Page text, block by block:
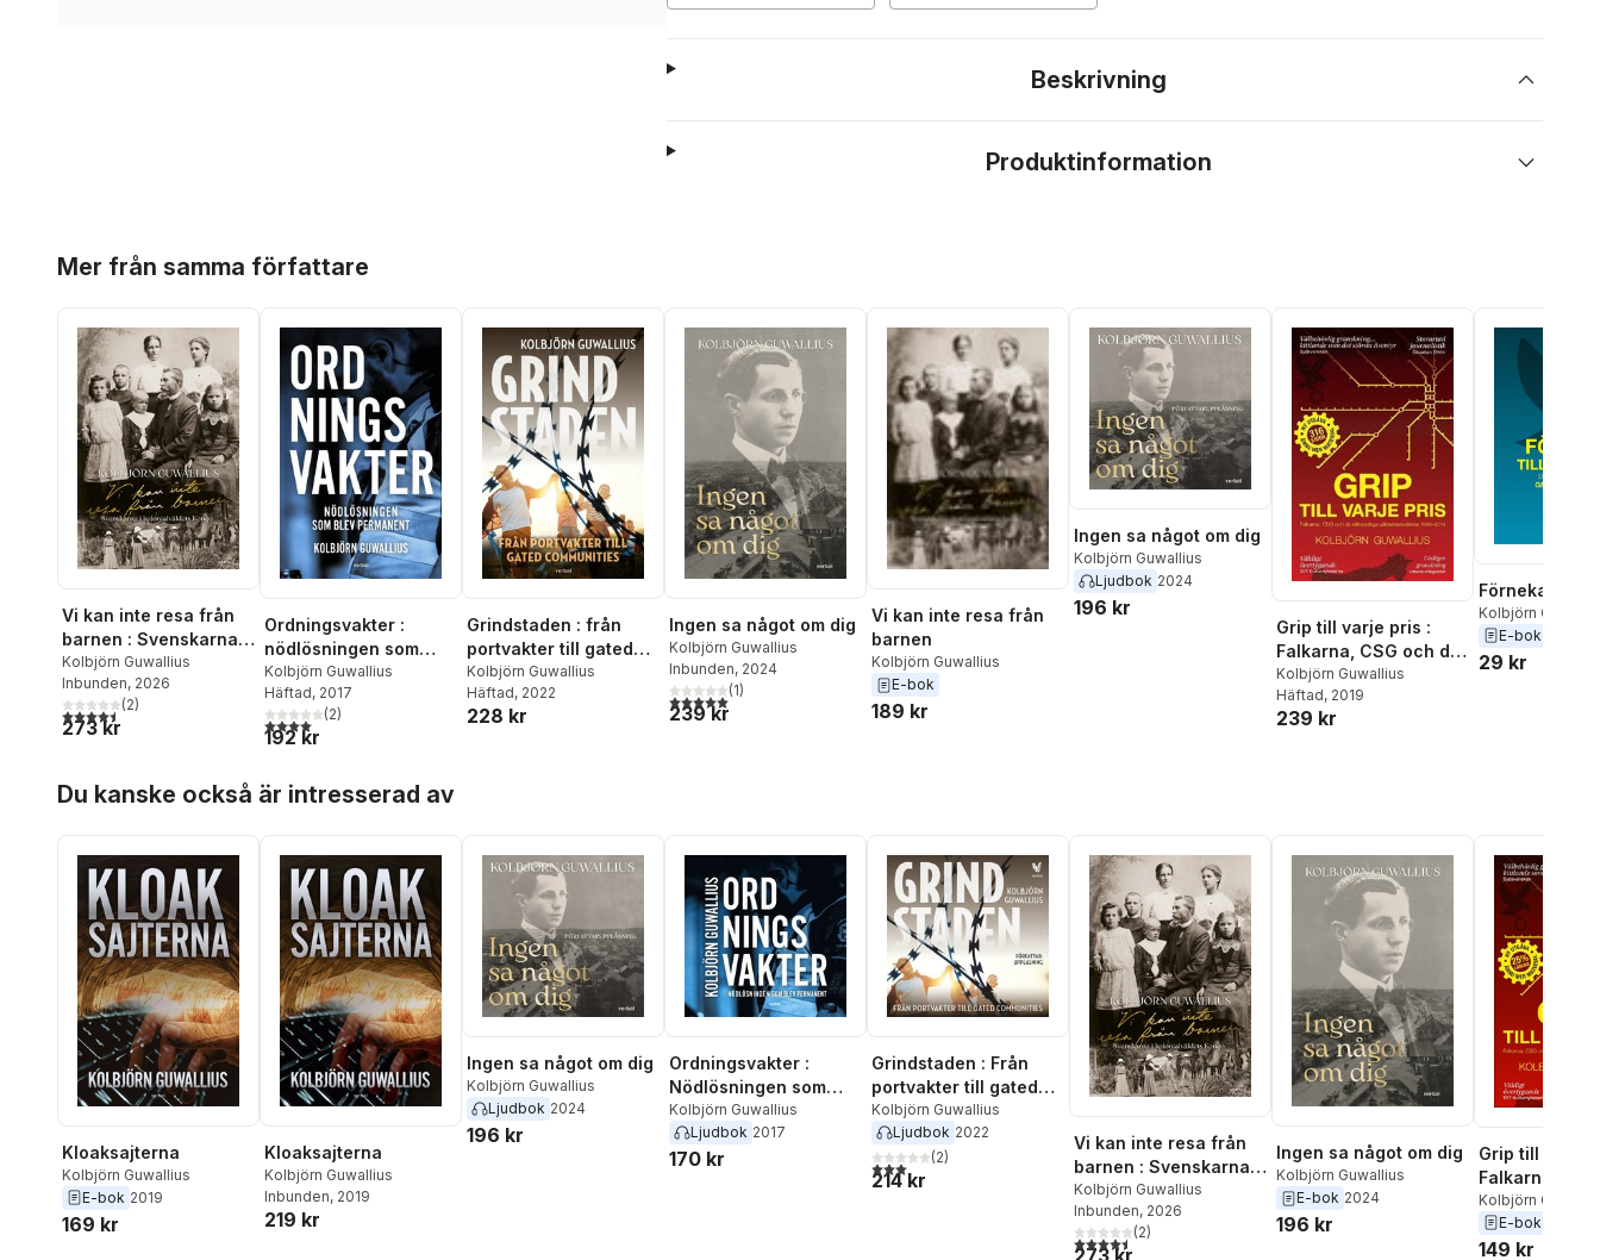
Beskrivning
Produktinformation
Mer från samma författare
Vi kan inte resa från
barnen : Svenskarna i
kolonialväldets Kongo
Kolbjörn Guwallius
Inbunden, 2026
4,5utav 5 stjärnor. Totalt antal röster:
(2)
273 kr
Ordningsvakter :
nödlösningen som
blev permanent
Kolbjörn Guwallius
Häftad, 2017
4,0utav 5 stjärnor. Totalt antal röster:
(2)
192 kr
Grindstaden : från
portvakter till gated
communities
Kolbjörn Guwallius
Häftad, 2022
228 kr
Ingen sa något om dig
Kolbjörn Guwallius
Inbunden, 2024
5,0utav 5 stjärnor. Totalt antal röster:
(1)
239 kr
Vi kan inte resa från
barnen
Kolbjörn Guwallius
E-bok
189 kr
Ingen sa något om dig
Kolbjörn Guwallius
Ljudbok 2024
196 kr
Grip till varje pris :
Falkarna, CSG och de
rättsvidriga
väktarmetoderna
1996–2014
Kolbjörn Guwallius
Häftad, 2019
239 kr
Förneka till
Kolbjörn
E-bok
29 kr
Du kanske också är intresserad av
Kloaksajterna
Kolbjörn Guwallius
E-bok 2019
169 kr
Kloaksajterna
Kolbjörn Guwallius
Inbunden, 2019
219 kr
Ingen sa något om dig
Kolbjörn Guwallius
Ljudbok 2024
196 kr
Ordningsvakter :
Nödlösningen som
blev permanent
Kolbjörn Guwallius
Ljudbok 2017
170 kr
Grindstaden : Från
portvakter till gated
communities
Kolbjörn Guwallius
Ljudbok 2022
3,0utav 5 stjärnor. Totalt antal röster:
(2)
214 kr
Vi kan inte resa från
barnen : Svenskarna i
kolonialväldets Kongo
Kolbjörn Guwallius
Inbunden, 2026
4,5utav 5 stjärnor. Totalt antal röster:
(2)
Ingen sa något om dig
Kolbjörn Guwallius
E-bok 2024
196 kr
Grip till varje
Falkarna,
rättsvidriga
1996-2014
Kolbjörn
E-bok
149 kr